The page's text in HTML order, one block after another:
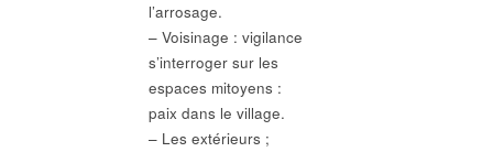
l’arrosage.
– Voisinage : vigilance
s’interroger sur les
espaces mitoyens :
paix dans le village.
– Les extérieurs ;